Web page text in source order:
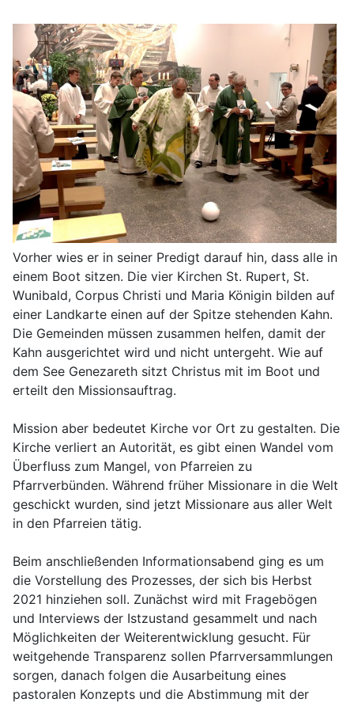
Vorher wies er in seiner Predigt darauf hin, dass alle in
einem Boot sitzen. Die vier Kirchen St. Rupert, St.
Wunibald, Corpus Christi und Maria Königin bilden auf
einer Landkarte einen auf der Spitze stehenden Kahn.
Die Gemeinden müssen zusammen helfen, damit der
Kahn ausgerichtet wird und nicht untergeht. Wie auf
dem See Genezareth sitzt Christus mit im Boot und
erteilt den Missionsauftrag.
Mission aber bedeutet Kirche vor Ort zu gestalten. Die
Kirche verliert an Autorität, es gibt einen Wandel vom
Überfluss zum Mangel, von Pfarreien zu
Pfarrverbünden. Während früher Missionare in die Welt
geschickt wurden, sind jetzt Missionare aus aller Welt
in den Pfarreien tätig.
Beim anschließenden Informationsabend ging es um
die Vorstellung des Prozesses, der sich bis Herbst
2021 hinziehen soll. Zunächst wird mit Fragebögen
und Interviews der Istzustand gesammelt und nach
Möglichkeiten der Weiterentwicklung gesucht. Für
weitgehende Transparenz sollen Pfarrversammlungen
sorgen, danach folgen die Ausarbeitung eines
pastoralen Konzepts und die Abstimmung mit der